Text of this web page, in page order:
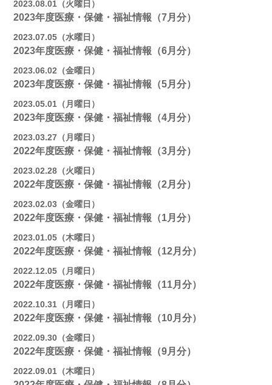
2023.08.01（火曜日）
2023年度医療・保健・福祉情報（7月分）
2023.07.05（水曜日）
2023年度医療・保健・福祉情報（6月分）
2023.06.02（金曜日）
2023年度医療・保健・福祉情報（5月分）
2023.05.01（月曜日）
2023年度医療・保健・福祉情報（4月分）
2023.03.27（月曜日）
2022年度医療・保健・福祉情報（3月分）
2023.02.28（火曜日）
2022年度医療・保健・福祉情報（2月分）
2023.02.03（金曜日）
2022年度医療・保健・福祉情報（1月分）
2023.01.05（木曜日）
2022年度医療・保健・福祉情報（12月分）
2022.12.05（月曜日）
2022年度医療・保健・福祉情報（11月分）
2022.10.31（月曜日）
2022年度医療・保健・福祉情報（10月分）
2022.09.30（金曜日）
2022年度医療・保健・福祉情報（9月分）
2022.09.01（木曜日）